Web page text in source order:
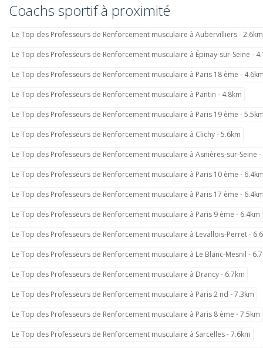
Coachs sportif à proximité
Le Top des Professeurs de Renforcement musculaire à Aubervilliers - 2.6km
Le Top des Professeurs de Renforcement musculaire à Épinay-sur-Seine -
Le Top des Professeurs de Renforcement musculaire à Paris 18 ème -
Le Top des Professeurs de Renforcement musculaire à Pantin - 4.8km
Le Top des Professeurs de Renforcement musculaire à Paris 19 ème -
Le Top des Professeurs de Renforcement musculaire à Clichy - 5.6km
Le Top des Professeurs de Renforcement musculaire à Asnières-sur-Seine -
Le Top des Professeurs de Renforcement musculaire à Paris 10 ème -
Le Top des Professeurs de Renforcement musculaire à Paris 17 ème -
Le Top des Professeurs de Renforcement musculaire à Paris 9 ème - 6.4km
Le Top des Professeurs de Renforcement musculaire à Levallois-Perret -
Le Top des Professeurs de Renforcement musculaire à Le Blanc-Mesnil -
Le Top des Professeurs de Renforcement musculaire à Drancy - 6.7km
Le Top des Professeurs de Renforcement musculaire à Paris 2 nd - 7.3km
Le Top des Professeurs de Renforcement musculaire à Paris 8 ème - 7.5km
Le Top des Professeurs de Renforcement musculaire à Sarcelles - 7.6km